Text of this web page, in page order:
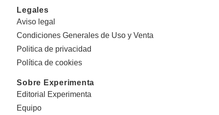
Legales
Aviso legal
Condiciones Generales de Uso y Venta
Politica de privacidad
Política de cookies
Sobre Experimenta
Editorial Experimenta
Equipo